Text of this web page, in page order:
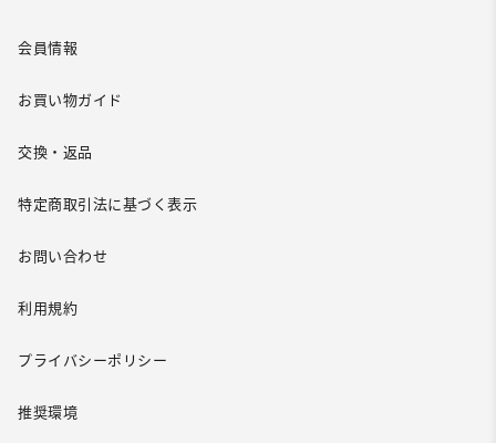
会員情報
お買い物ガイド
交換・返品
特定商取引法に基づく表示
お問い合わせ
利用規約
プライバシーポリシー
推奨環境